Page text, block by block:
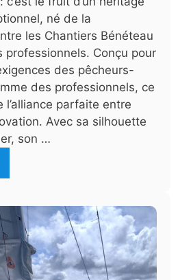
né de la
les Chantiers Bénéteau
professionnels. Conçu pour
des pêcheurs-
des professionnels, ce
l’alliance parfaite entre
Avec sa silhouette
son …